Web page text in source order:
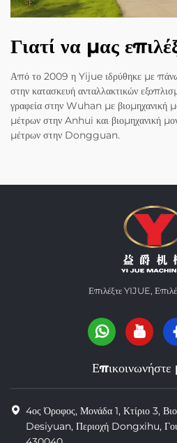
Γιατί να μας
Από το 2009 η Yijue ιδρύθηκε με πάνω
στην κατασκευή ανταλλακτικών
γραφεία στην Wuhan με βιομηχανική
μέτρων στην Anhui και βιομηχανική
μέτρων στην Dongguan.
Επιλέξτε YIJUE,
Επικοινωνήστε
4ος Όροφος, Μονάδα 1, Κτίριο 3,
Desiyuan, Περιοχή Dongxihu,